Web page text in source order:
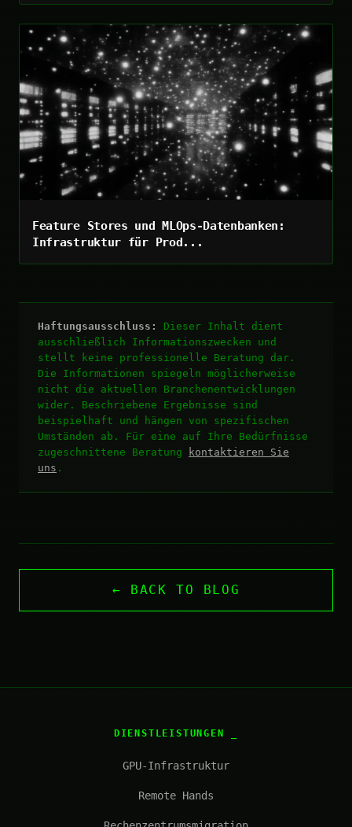
Feature Stores und MLOps-Datenbanken:
Infrastruktur für Prod...
Haftungsausschluss:
Dieser Inhalt dient
ausschließlich Informationszwecken und
stellt keine professionelle Beratung dar.
Die Informationen spiegeln möglicherweise
nicht die aktuellen Branchenentwicklungen
wider. Beschriebene Ergebnisse sind
beispielhaft und hängen von spezifischen
Umständen ab. Für eine auf Ihre Bedürfnisse
zugeschnittene Beratung
kontaktieren Sie
uns .
← BACK TO BLOG
DIENSTLEISTUNGEN
GPU-Infrastruktur
Remote Hands